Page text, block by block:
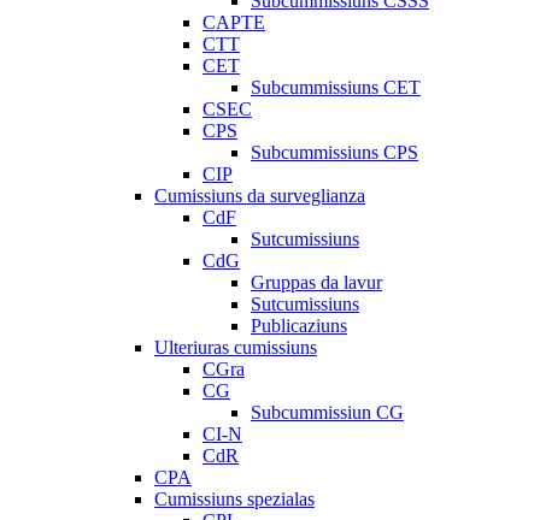
CAPTE
CTT
CET
Subcummissiuns CET
CSEC
CPS
Subcummissiuns CPS
CIP
Cumissiuns da surveglianza
CdF
Sutcumissiuns
CdG
Gruppas da lavur
Sutcumissiuns
Publicaziuns
Ulteriuras cumissiuns
CGra
CG
Subcummissiun CG
CI-N
CdR
CPA
Cumissiuns spezialas